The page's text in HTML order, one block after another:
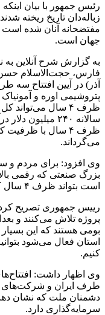
رئیس جمهور با بیان
زباله‌دان تاریخ ریخته
مفتضحانه آنان شده است
جهان است.
به گزارش شرح آنلاین به
آذر) در آیین افتتاح
پتروشیمی اوره و
ظرف ۴ سال
سالانه ۲۴۰
ظرف ۴ سال با
می‌گرداند.
وی افزود: برای مردم و
است بتواند ظرف ۴ سال کل سرمایه گذاری را برگرداند.
پروژه تلاش می‌کنند و
بومی هستند که این
استان فعال می‌شود
کنیم.
وی اظهار داشت:
طرف ایران و شرکت‌های
دشمنان ملت‌ که نشان
سرمایه‌گذاری دارد.